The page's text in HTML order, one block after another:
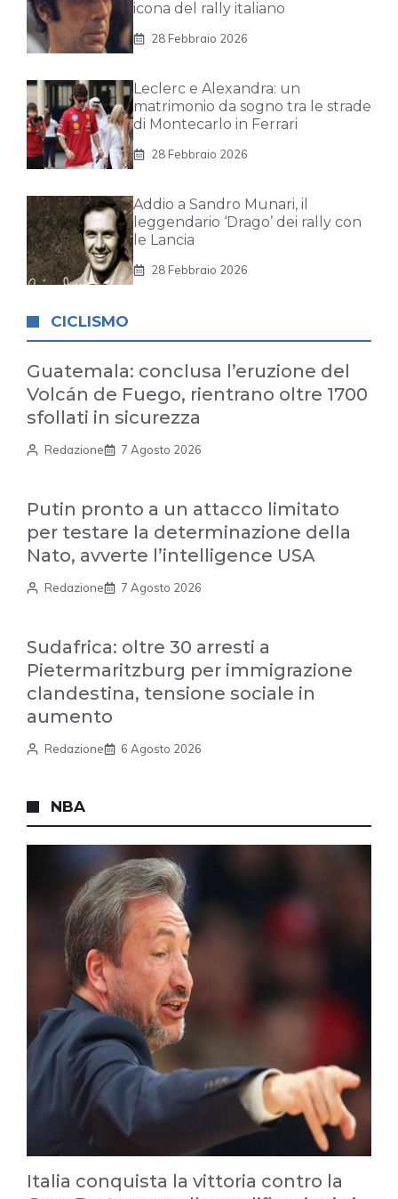
icona del rally italiano
28 Febbraio 2026
Leclerc e Alexandra: un
matrimonio da sogno tra le strade
di Montecarlo in Ferrari
28 Febbraio 2026
Addio a Sandro Munari, il
leggendario ‘Drago’ dei rally con
le Lancia
28 Febbraio 2026
CICLISMO
Guatemala: conclusa l’eruzione del
Volcán de Fuego, rientrano oltre 1700
sfollati in sicurezza
Redazione 7 Agosto 2026
Putin pronto a un attacco limitato
per testare la determinazione della
Nato, avverte l’intelligence USA
Redazione 7 Agosto 2026
Sudafrica: oltre 30 arresti a
Pietermaritzburg per immigrazione
clandestina, tensione sociale in
aumento
Redazione 6 Agosto 2026
NBA
Italia conquista la vittoria contro la